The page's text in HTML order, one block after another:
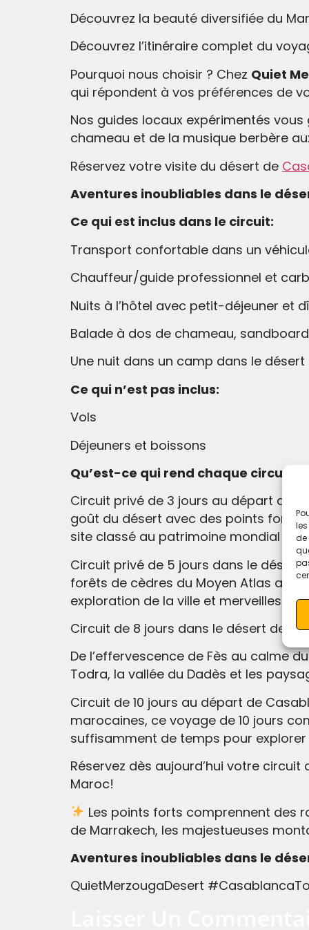
de
Découvrez la beauté diversifiée du
Découvrez l’itinéraire complet du
Pourquoi nous choisir ? Chez Quiet
qui répondent à vos préférences de
Nos guides locaux expérimentés
chameau et de la musique berbère
Réservez votre visite du désert de
Aventures inoubliables dans le
Ce qui est inclus dans le circuit:
Transport confortable dans un
Chauffeur/guide professionnel et
Nuits à l’hôtel avec petit-déjeuner et
Balade à dos de chameau,
Une nuit dans un camp dans le
Ce qui n’est pas inclus:
Vols
Déjeuners et boissons
Qu’est-ce qui rend chaque circuit
Circuit privé de 3 jours au départ de
goût du désert avec des points forts
site classé au patrimoine mondial de
Circuit privé de 5 jours dans le
forêts de cèdres du Moyen Atlas aux
exploration de la ville et merveilles
Circuit de 8 jours dans le désert de
De l’effervescence de Fès au calme
Todra, la vallée du Dadès et les
Circuit de 10 jours au départ de
marocaines, ce voyage de 10 jours
suffisamment de temps pour
Réservez dès aujourd’hui votre
Maroc!
Les points forts comprennent des
de Marrakech, les majestueuses
Aventures inoubliables dans le
QuietMerzougaDesert